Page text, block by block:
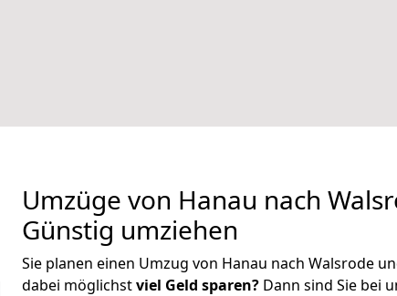
Umzüge von Hanau nach
Günstig umziehen
Sie planen einen Umzug von Hanau nach Walsrode
dabei möglichstviel Geld sparen? Dann sind Sie bei